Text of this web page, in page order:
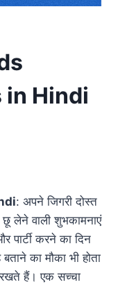
Hindi
: अपने जिगरी दोस्त
लेने वाली शुभकामनाएं
पार्टी करने का दिन
का मौका भी होता
हैं। एक सच्चा